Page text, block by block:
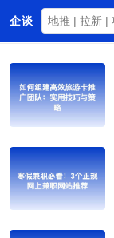
企谈
商务资源
资讯动态
关于我们